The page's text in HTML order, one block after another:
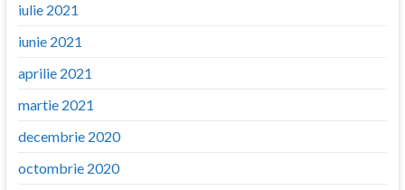
iulie 2021
iunie 2021
aprilie 2021
martie 2021
decembrie 2020
octombrie 2020